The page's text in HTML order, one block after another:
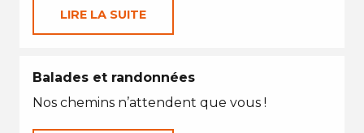
LIRE LA SUITE
Balades et randonnées
Nos chemins n’attendent que vous !